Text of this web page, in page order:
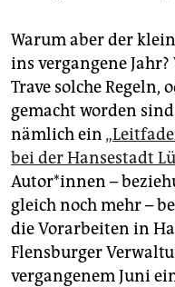
Warum aber der
ins vergangene
Trave solche Regeln,
gemacht worden
nämlich ein
bei der Hansestadt
Autor*innen –
gleich noch mehr –
die Vorarbeiten in
Flensburger
vergangenem Juni